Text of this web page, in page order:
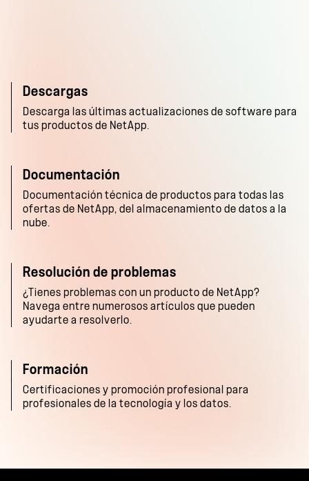
Descargas
Descarga las últimas actualizaciones de software para
tus productos de NetApp.
Documentación
Documentación técnica de productos para todas las
ofertas de NetApp, del almacenamiento de datos a la
nube.
Resolución de problemas
¿Tienes problemas con un producto de NetApp?
Navega entre numerosos artículos que pueden
ayudarte a resolverlo.
Formación
Certificaciones y promoción profesional para
profesionales de la tecnología y los datos.